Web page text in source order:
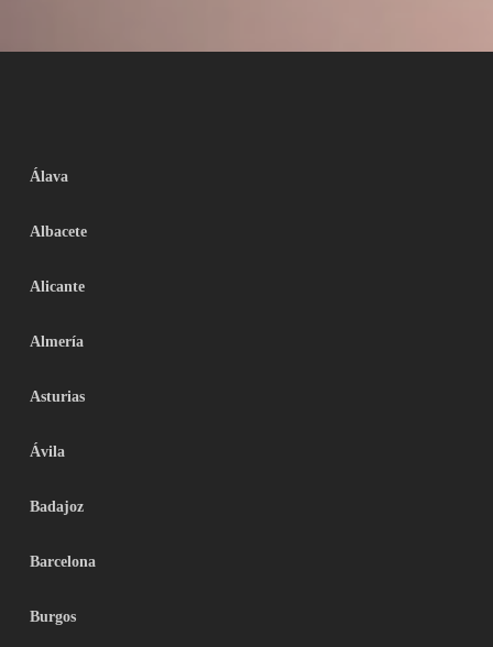
Álava
Albacete
Alicante
Almería
Asturias
Ávila
Badajoz
Barcelona
Burgos